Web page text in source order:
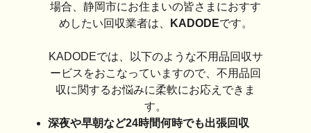
場合、静岡市にお住まいの皆さまにおすす
めしたい回収業者は、
KADODEです。
KADODEでは、以下のような不用品回収サ
ービスをおこなっていますので、不用品回
収に関するお悩みに柔軟にお応えできま
す。
深夜や早朝など24時間何時でも出張回収